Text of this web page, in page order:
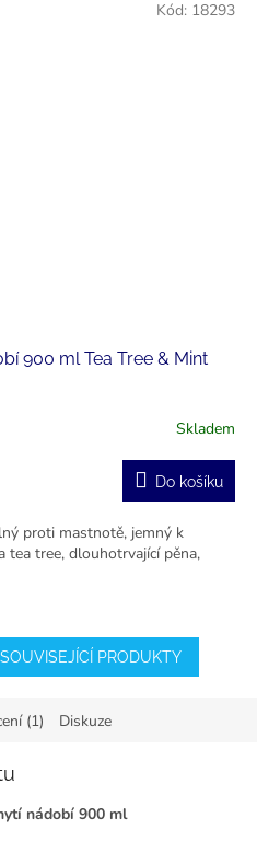
900 ml Tea Tree & Mint
Skladem
Do košíku
proti mastnotě, jemný k
tea tree, dlouhotrvající pěna,
Kód: 18293
PRODUKTY
(1) Diskuze
nádobí 900 ml